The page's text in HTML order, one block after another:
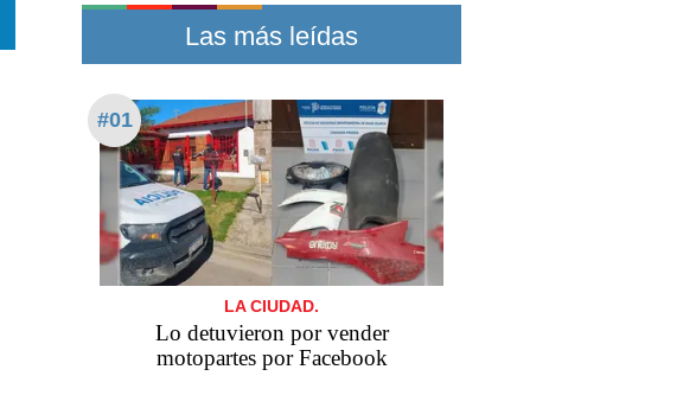
Las más leídas
#01
LA CIUDAD.
Lo detuvieron por vender
motopartes por Facebook